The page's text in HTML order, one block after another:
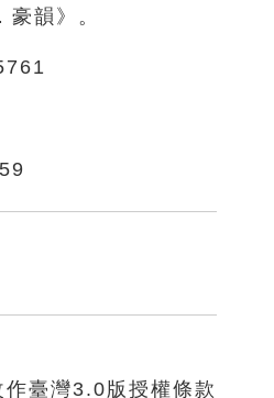
韻》。
臺灣3.0版授權條款